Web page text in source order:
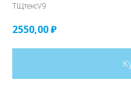
ТЩтексV9
2550,00₽